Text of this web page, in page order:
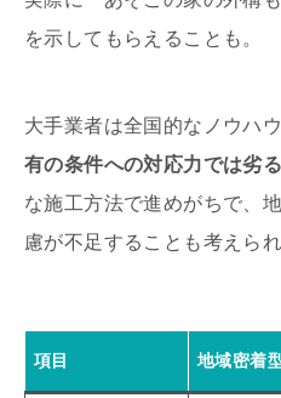
を示してもらえることも。
大手業者は全国的なノウハ
有の条件への対応力では劣
な施工方法で進めがちで、
慮が不足することも考えられ
項目 地域密着